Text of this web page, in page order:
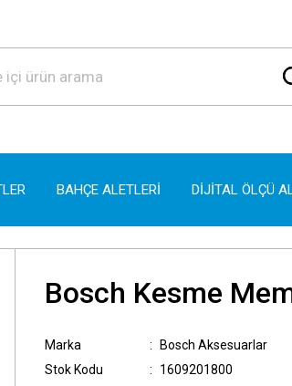
BAHÇE ALETLERİ DİJİTAL ÖLÇÜ
Bosch Kesme
Marka
Bosch Aksesuarlar
Stok Kodu
1609201800